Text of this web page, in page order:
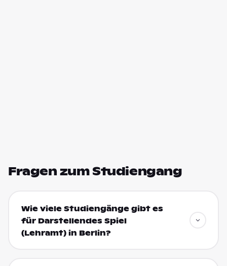
Fragen zum Studiengang
Wie viele Studiengänge gibt es
für Darstellendes Spiel
(Lehramt) in Berlin?